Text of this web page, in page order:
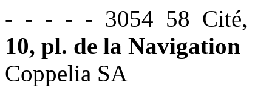
- - - - - 3054 58 Cité,
10, pl. de la Navigation
Coppelia SA